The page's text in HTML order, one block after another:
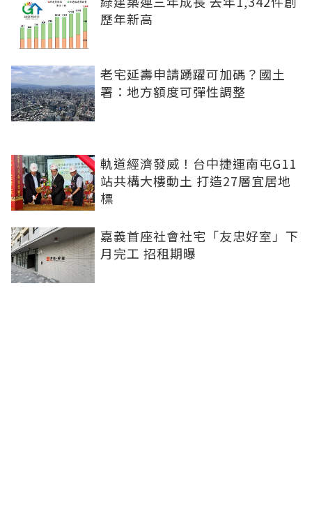
歷年新高
老宅延壽申請踴躍可加碼？國土
署：地方額度可彈性調整
軌道經濟發威！台中捷運南屯G11
站共構大樓動土 打造27層宜居地
標
嘉義首座社會社宅「友忠好室」下
月完工 招租期曝